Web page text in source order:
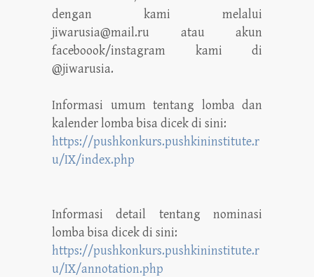
dengan kami melalui
jiwarusia@mail.ru atau akun
faceboook/instagram kami di
@jiwarusia.
Informasi umum tentang lomba dan
kalender lomba bisa dicek di sini:
https://pushkonkurs.pushkininstitute.r
u/IX/index.php
Informasi detail tentang nominasi
lomba bisa dicek di sini:
https://pushkonkurs.pushkininstitute.r
u/IX/annotation.php